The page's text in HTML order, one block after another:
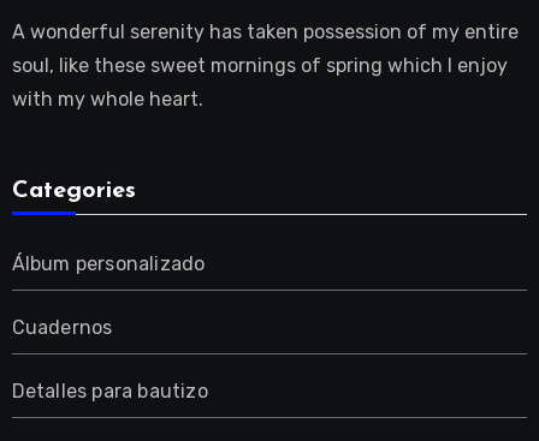
A wonderful serenity has taken possession of my entire
soul, like these sweet mornings of spring which I enjoy
with my whole heart.
Categories
Álbum personalizado
Cuadernos
Detalles para bautizo